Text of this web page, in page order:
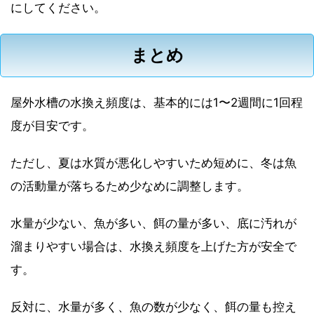
にしてください。
まとめ
屋外水槽の水換え頻度は、基本的には1〜2週間に1回程
度が目安です。
ただし、夏は水質が悪化しやすいため短めに、冬は魚
の活動量が落ちるため少なめに調整します。
水量が少ない、魚が多い、餌の量が多い、底に汚れが
溜まりやすい場合は、水換え頻度を上げた方が安全で
す。
反対に、水量が多く、魚の数が少なく、餌の量も控え